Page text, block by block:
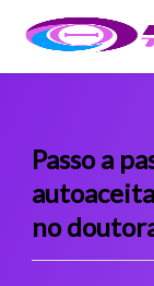
Blog
Glossário
Passo a
no